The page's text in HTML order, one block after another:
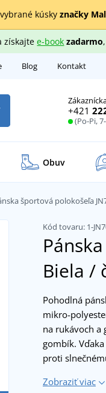
kúsky značky
získajtee-book zadarmo
Blog Kontakt
+421
(Po-Pi,
Obuv
športová polokošeľa
Kód tovaru: 1-
Biela /
Pohodlná
mikro-
na rukávoch a
gombík.
proti
Zobraziť viac